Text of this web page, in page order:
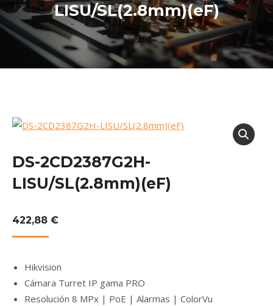
LISU/SL(2.8mm)(eF)
Estás aquí:
DS-2CD2387G2H-
LISU/SL(2.8mm)(eF)
422,88 €
Hikvision
Cámara Turret IP gama PRO
Resolución 8 MPx | PoE | Alarmas | ColorVu